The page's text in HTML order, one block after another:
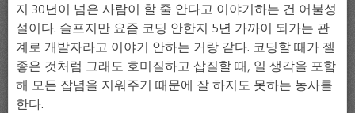
지 30년이 넘은 사람이 할 줄 안다고 이야기하는 건 어불성
설이다. 슬프지만 요즘 코딩 안한지 5년 가까이 되가는 관
계로 개발자라고 이야기 안하는 거랑 같다. 코딩할 때가 젤
좋은 것처럼 그래도 호미질하고 삽질할 때, 일 생각을 포함
해 모든 잡념을 지워주기 때문에 잘 하지도 못하는 농사를
한다.